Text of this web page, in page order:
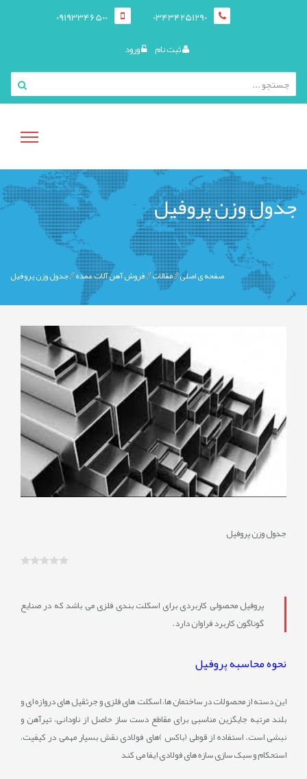
03434251290
09193346500
ثبت نام ورود
منوی
کاربری
جدول وزن پروفیل
صفحه ی اصلی مقالات فروش آهن آلات عمده جدول وزن پروفیل
جدول وزن پروفیل
پروفیل محصولی کاربردی برای اسکلت بندی فلزی می باشد که در صنایع
گوناگون کاربرد فراوان دارد.
نحوه محاسبه پروفیل
این دسته از محصولات در ساختمان ها، اسکلت های فلزی و جرثقیل های دروازه ای و
بلند مرتبه جایگزین مناسبی برای مقاطع دست ساز حاصل از ناودانی، تیرآهن و
نبشی است. استفاده از قوطی (باکس )های فولادی نقش بسیار مهمی در کیفیت،
استحکام و سبک سازی سازه های فولادی ایفا می کند